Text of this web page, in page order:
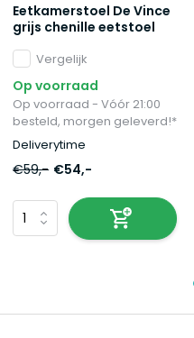
Eetkamerstoel De Vince
grijs chenille eetstoel
Vergelijk
Op voorraad
Op voorraad - Vóór 21:00
besteld, morgen geleverd!*
Deliverytime
€59,- €54,-